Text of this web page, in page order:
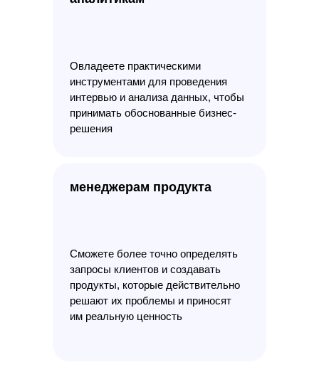
Овладеете практическими
инструментами для проведения
интервью и анализа данных, чтобы
принимать обоснованные бизнес-
решения
Сможете более точно определять
запросы клиентов и создавать
продукты, которые действительно
решают их проблемы и приносят
им реальную ценность
менеджерам продукта